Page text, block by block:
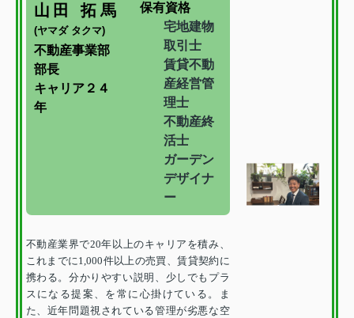
山田 拓馬
(ヤマダ タクマ)
不動産事業部
部長
キャリア２４
年
保有資格
宅地建物
取引士
賃貸不動
産経営管
理士
不動産終
活士
ガーデン
デザイナ
ー
不動産業界で20年以上のキャリアを積み、
これまでに1,000件以上の売買、賃貸契約に
携わる。分かりやすい説明、少しでもプラ
スになる提案、を常に心掛けている。
ま
た、近年問題視されている管理が劣悪な空